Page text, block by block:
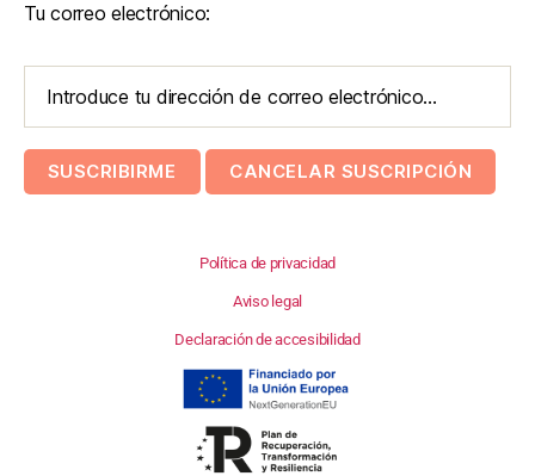
Tu correo electrónico:
Política de privacidad
Aviso legal
Declaración de accesibilidad